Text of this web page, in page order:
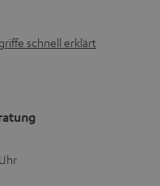
schnell erklärt